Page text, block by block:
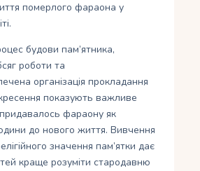
померлого фараона у
будови пам’ятника,
роботи та
організація прокладання
показують важливе
фараону як
до нового життя. Вивчення
значення пам’ятки дає
краще розуміти стародавню